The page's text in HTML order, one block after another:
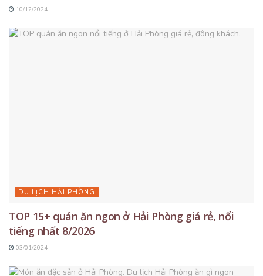
10/12/2024
DU LỊCH HẢI PHÒNG
TOP 15+ quán ăn ngon ở Hải Phòng giá rẻ, nổi
tiếng nhất 8/2026
03/01/2024